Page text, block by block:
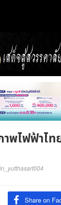
ไฟฟ้าไท
Share on